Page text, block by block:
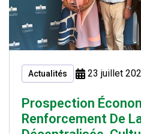
Actualités 23 juillet
Prospection
Renforcement De